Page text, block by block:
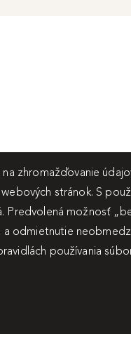
zhromažďovanie
stránok. S
Predvolená možnosť
odmietnutie
používania